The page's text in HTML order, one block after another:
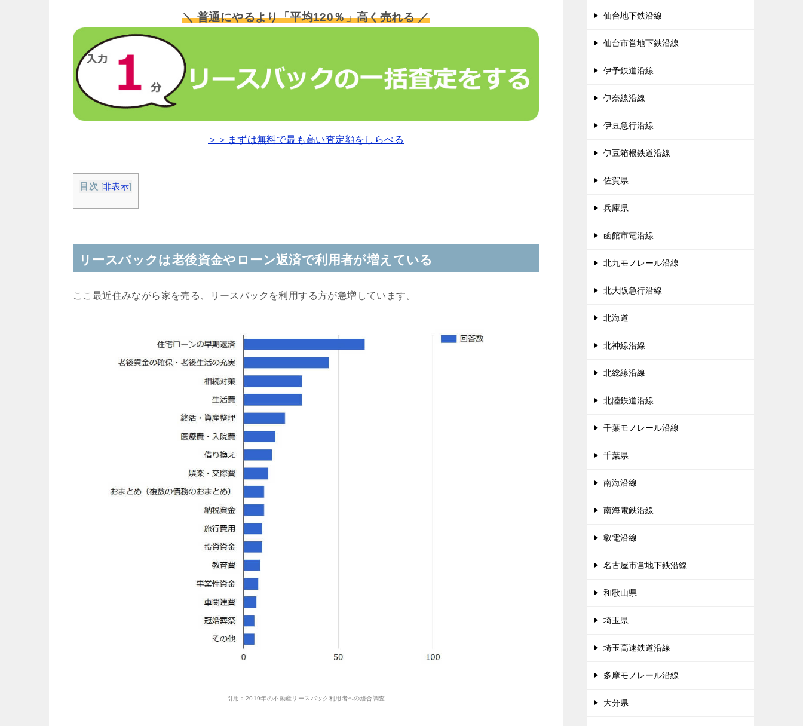
＼ 普通にやるより「平均120％」高く売れる ／
＞＞まずは無料で最も高い査定額をしらべる
目次 [非表示]
リースバックは老後資金やローン返済で利用者が増えている
ここ最近住みながら家を売る、リースバックを利用する方が急増しています。
引用： 2019年の不動産リースバック利用者への総合調査
仙台地下鉄沿線
仙台市営地下鉄沿線
伊予鉄道沿線
伊奈線沿線
伊豆急行沿線
伊豆箱根鉄道沿線
佐賀県
兵庫県
函館市電沿線
北九モノレール沿線
北大阪急行沿線
北海道
北神線沿線
北総線沿線
北陸鉄道沿線
千葉モノレール沿線
千葉県
南海沿線
南海電鉄沿線
叡電沿線
名古屋市営地下鉄沿線
和歌山県
埼玉県
埼玉高速鉄道沿線
多摩モノレール沿線
大分県